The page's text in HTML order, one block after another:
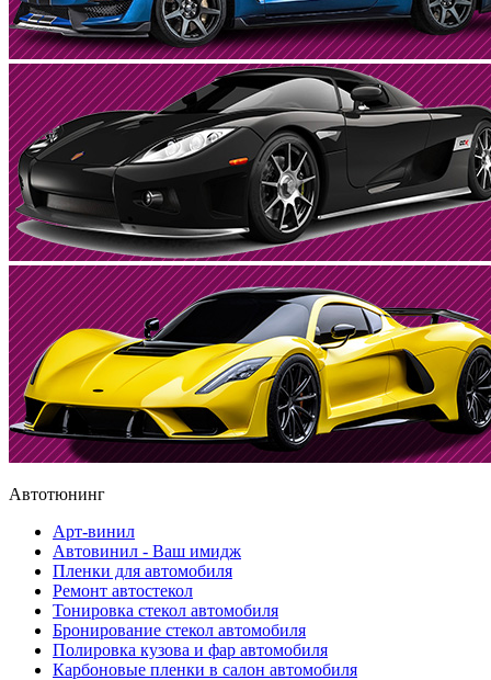
Автотюнинг
Арт-винил
Автовинил - Ваш имидж
Пленки для автомобиля
Ремонт автостекол
Тонировка стекол автомобиля
Бронирование стекол автомобиля
Полировка кузова и фар автомобиля
Карбоновые пленки в салон автомобиля